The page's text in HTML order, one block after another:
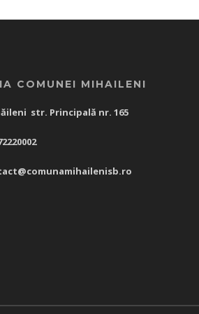
COMUNEI MIHAILENI
str. Principală nr. 165